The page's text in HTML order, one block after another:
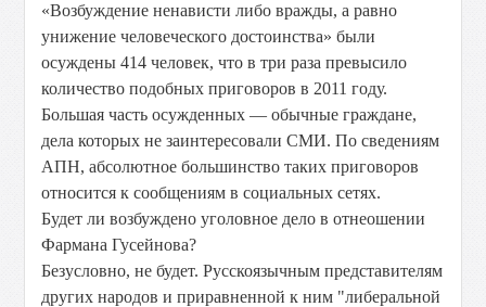
«Возбуждение ненависти либо вражды, а равно
унижение человеческого достоинства» были
осуждены 414 человек, что в три раза превысило
количество подобных приговоров в 2011 году.
Большая часть осужденных — обычные граждане,
дела которых не заинтересовали СМИ. По сведениям
АПН, абсолютное большинство таких приговоров
относится к сообщениям в социальных сетях.
Будет ли возбуждено уголовное дело в отнеошении
Фармана Гусейнова?
Безусловно, не будет. Русскоязычным представителям
других народов и приравненной к ним "либеральной